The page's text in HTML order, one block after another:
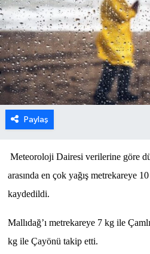
Paylaş
Meteoroloji Dairesi verilerine göre
arasında en çok yağış metrekareye
kaydedildi.
Mallıdağ’ı metrekareye 7 kg ile
kg ile Çayönü takip etti.
ESENTEPE
GAZİMAĞUSA
GİRNE
GÜNDEM
İÇ HABERLER
KÜLTÜR SANAT
LAPTA